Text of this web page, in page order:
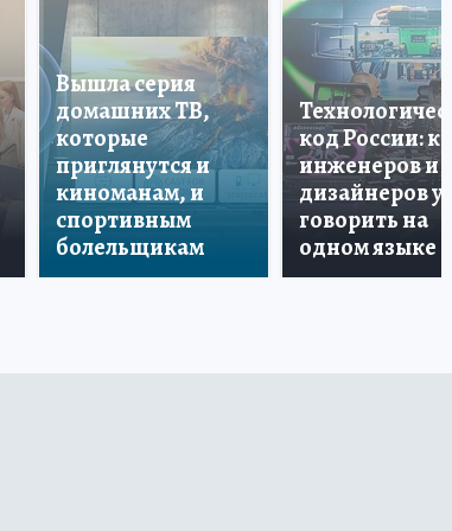
Вышла серия
домашних ТВ,
которые
приглянутся и
киноманам, и
спортивным
болельщикам
код России: как
инженеров и
дизайнеров
говорить на
одном языке